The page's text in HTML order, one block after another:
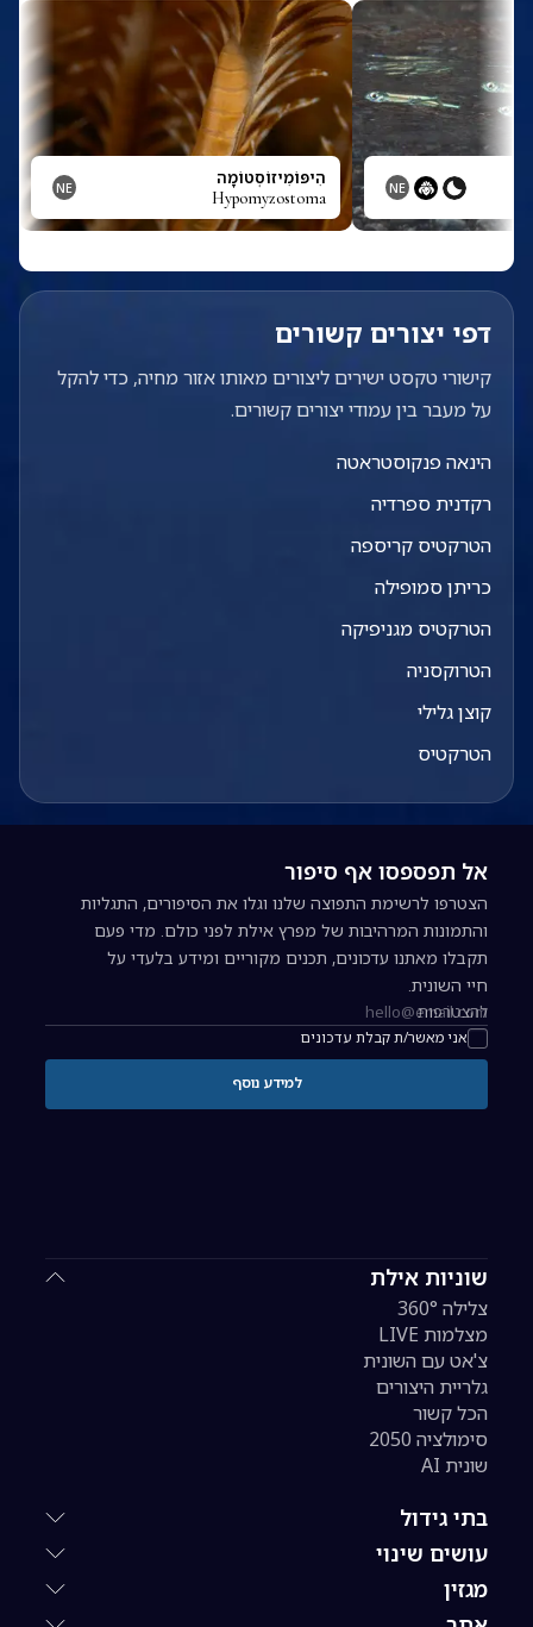
NE הִיפּוֹמִיזוֹסְטוֹמָה
Hypomyzostoma
NE
דפי יצורים קשורים
קישורי טקסט ישירים ליצורים מאותו אזור מחיה, כדי להקל
על מעבר בין עמודי יצורים קשורים.
הינאה פנקוסטראטה
רקדנית ספרדיה
הטרקטיס קריספה
כריתן סמופילה
הטרקטיס מגניפיקה
הטרוקסניה
קוצן גלילי
הטרקטיס
שוניות אילת
צלילה 360°
מצלמות LIVE
צ'אט עם השונית
גלריית היצורים
הכל קשור
סימולציה 2050
שונית AI
בתי גידול
עושים שינוי
מגזין
אל תפספסו אף סיפור
הצטרפו לרשימת התפוצה שלנו וגלו את הסיפורים, התגליות
והתמונות המרהיבות של מפרץ אילת לפני כולם. מדי פעם
תקבלו מאתנו עדכונים, תכנים מקוריים ומידע בלעדי על
חיי השונית.
כתובת אימייל להרשמה לניוזלטר
אני מאשר/ת קבלת עדכונים
להצטרפות
למידע נוסף